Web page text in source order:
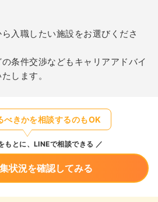
入職したい施設をお選びくださ
条件交渉などもキャリアアドバイ
します。
べきかを相談するのもOK
もとに、LINEで相談できる
状況を確認してみる